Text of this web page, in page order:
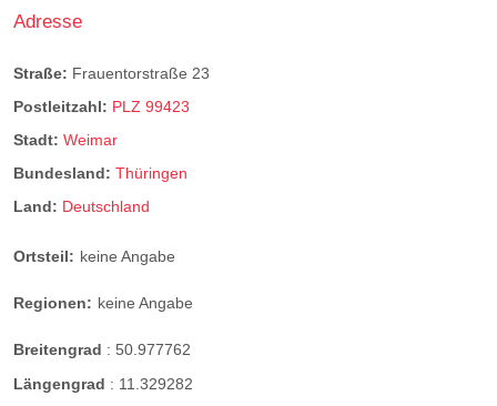
Adresse
Straße: Frauentorstraße 23
Postleitzahl: PLZ 99423
Stadt: Weimar
Bundesland: Thüringen
Land: Deutschland
Ortsteil: keine Angabe
Regionen: keine Angabe
Breitengrad : 50.977762
Längengrad : 11.329282